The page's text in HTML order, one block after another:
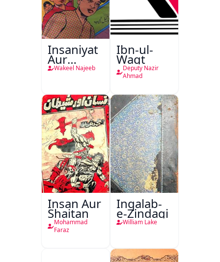
Insaniyat
Aur
Darindagi
Wakeel Najeeb
Ibn-ul-
Waqt
Deputy Nazir
Ahmad
Insan Aur
Shaitan
Mohammad
Faraz
Inqalab-
e-Zindagi
William Lake